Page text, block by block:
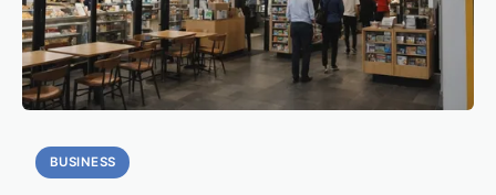
BUSINESS